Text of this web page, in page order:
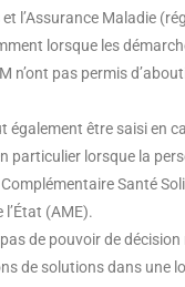
l’Assurance Maladie
lorsque les
n’ont pas permis
également être saisi en
particulier lorsque la
Santé
l’État (AME).
de pouvoir de
de solutions dans une